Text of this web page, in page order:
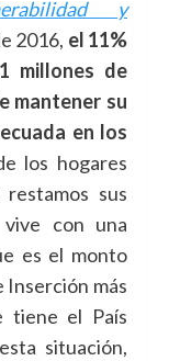
y
2016, el 11%
millones de
mantener su
en los
los hogares
sus
con una
es el monto
Inserción más
tiene el País
situación,